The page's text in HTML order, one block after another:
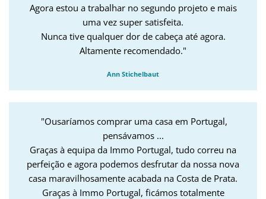
Agora estou a trabalhar no segundo projeto e mais
uma vez super satisfeita.
Nunca tive qualquer dor de cabeça até agora.
Altamente recomendado."
Ann Stichelbaut
"Ousaríamos comprar uma casa em Portugal,
pensávamos ...
Graças à equipa da Immo Portugal, tudo correu na
perfeição e agora podemos desfrutar da nossa nova
casa maravilhosamente acabada na Costa de Prata.
Graças à Immo Portugal, ficámos totalmente